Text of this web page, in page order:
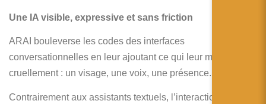
Une IA visible, expressive et sans friction
ARAI bouleverse les codes des interfaces
conversationnelles en leur ajoutant ce qui leur manque
cruellement : un visage, une voix, une présence.
Contrairement aux assistants textuels, l’interaction avec